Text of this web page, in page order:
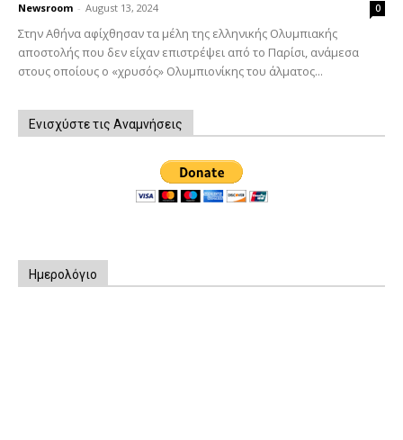
Newsroom - August 13, 2024 0
Στην Αθήνα αφίχθησαν τα μέλη της ελληνικής Ολυμπιακής
αποστολής που δεν είχαν επιστρέψει από το Παρίσι, ανάμεσα
στους οποίους ο «χρυσός» Ολυμπιονίκης του άλματος...
Ενισχύστε τις Αναμνήσεις
Ημερολόγιο